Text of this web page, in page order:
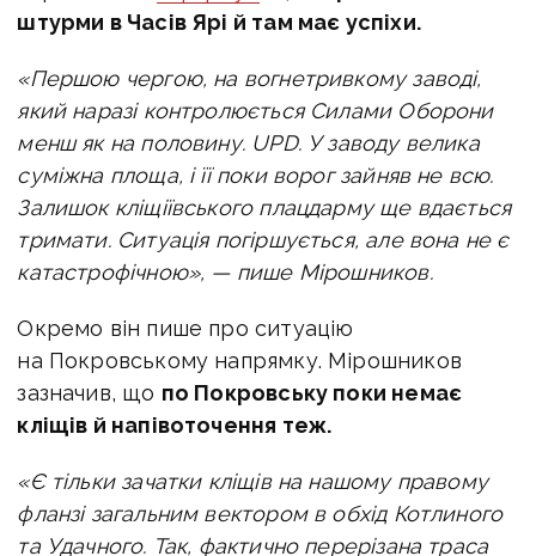
штурми в Часів Ярі й там має успіхи.
«Першою чергою, на вогнетривкому заводі,
який наразі контролюється Силами Оборони
менш як на половину. UPD. У заводу велика
суміжна площа, і її поки ворог зайняв не всю.
Залишок кліщіївського плацдарму ще вдається
тримати. Ситуація погіршується, але вона не є
катастрофічною», — пише Мірошников.
Окремо він пише про ситуацію
на Покровському напрямку. Мірошников
зазначив, що по Покровську поки немає
кліщів й напівоточення теж.
«Є тільки зачатки кліщів на нашому правому
фланзі загальним вектором в обхід Котлиного
та Удачного. Так, фактично перерізана траса